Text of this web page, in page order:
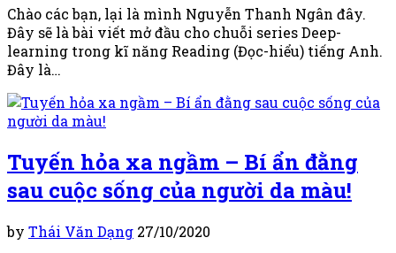
Chào các bạn, lại là mình Nguyễn Thanh Ngân đây.
Đây sẽ là bài viết mở đầu cho chuỗi series Deep-
learning trong kĩ năng Reading (Đọc-hiểu) tiếng Anh.
Đây là…
Tuyến hỏa xa ngầm – Bí ẩn đằng
sau cuộc sống của người da màu!
by Thái Văn Dạng 27/10/2020